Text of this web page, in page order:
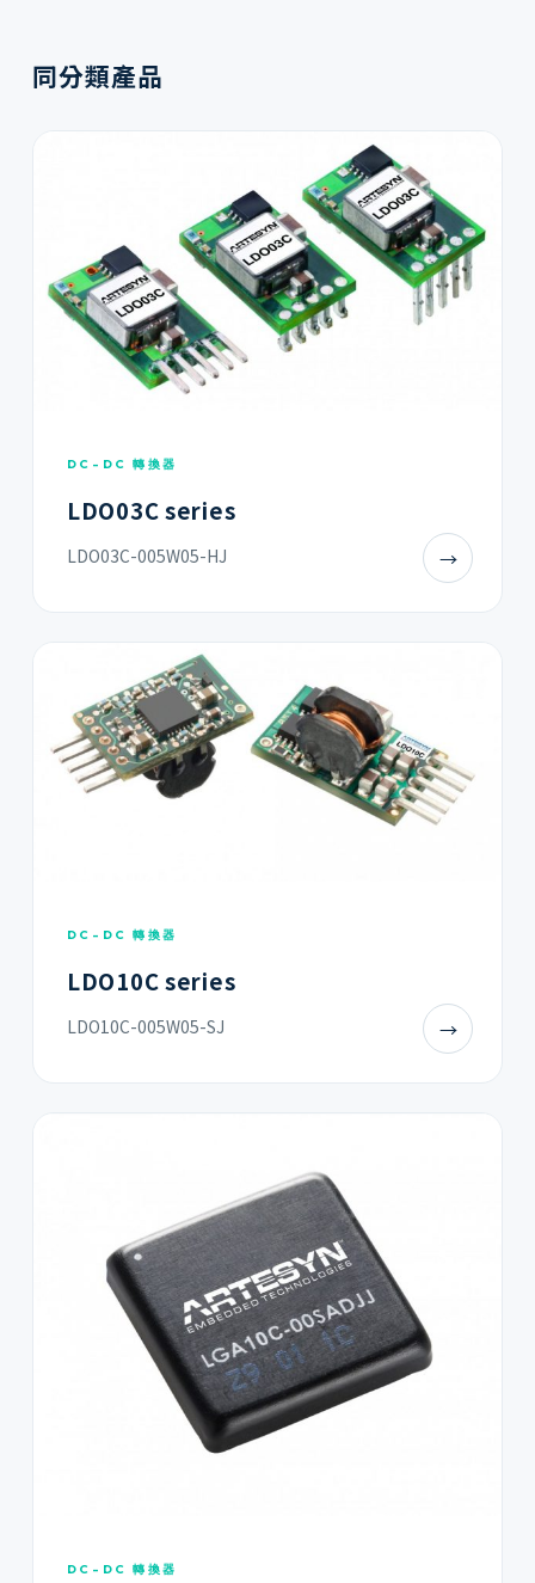
同分類產品
DC-DC 轉換器
LDO03C series
LDO03C-005W05-HJ →
DC-DC 轉換器
LDO10C series
LDO10C-005W05-SJ →
DC-DC 轉換器